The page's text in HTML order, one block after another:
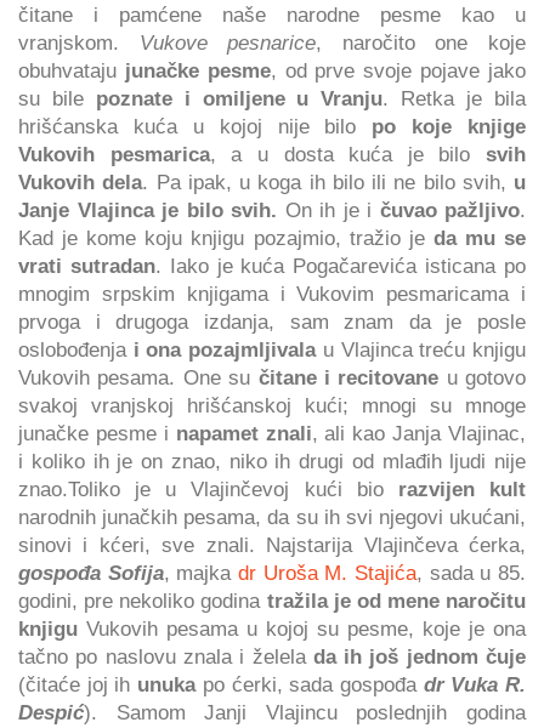
čitane i pamćene naše narodne pesme kao u
vranjskom. Vukove pesnarice, naročito one koje
obuhvataju junačke pesme, od prve svoje pojave jako
su bile poznate i omiljene u Vranju. Retka je bila
hrišćanska kuća u kojoj nije bilo po koje knjige
Vukovih pesmarica, a u dosta kuća je bilo svih
Vukovih dela. Pa ipak, u koga ih bilo ili ne bilo svih, u
Janje Vlajinca je bilo svih. On ih je i čuvao pažljivo.
Kad je kome koju knjigu pozajmio, tražio je da mu se
vrati sutradan. Iako je kuća Pogačarevića isticana po
mnogim srpskim knjigama i Vukovim pesmaricama i
prvoga i drugoga izdanja, sam znam da je posle
oslobođenja i ona pozajmljivalau Vlajinca treću knjigu
Vukovih pesama. One su čitane i recitovane u gotovo
svakoj vranjskoj hrišćanskoj kući; mnogi su mnoge
junačke pesme i napamet znali, ali kao Janja Vlajinac,
i koliko ih je on znao, niko ih drugi od mlađih ljudi nije
znao.Toliko je u Vlajinčevoj kući bio razvijen kult
narodnih junačkih pesama, da su ih svi njegovi ukućani,
sinovi i kćeri, sve znali. Najstarija Vlajinčeva ćerka,
gospođa Sofija, majkadr Uroša M. Stajića, sada u 85.
godini, pre nekoliko godina tražila je od mene naročitu
knjigu Vukovih pesama u kojoj su pesme, koje je ona
tačno po naslovu znala i želela da ih još jednom čuje
(čitaće joj ih unukapo ćerki, sada gospođa dr Vuka R.
Despić). Samom Janji Vlajincu poslednjih godina